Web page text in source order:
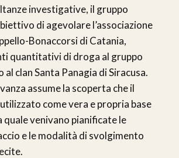
investigative, il gruppo
di agevolare l’associazione
Bonaccorsi di Catania,
quantitativi di droga al gruppo
clan Santa Panagia di Siracusa.
assume la scoperta che il
come vera e propria base
quale venivano pianificate le
e le modalità di svolgimento